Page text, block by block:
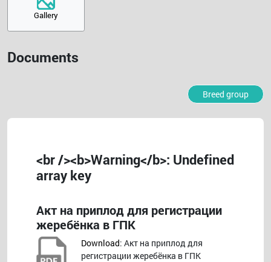
Gallery
Documents
Breed group
<br /><b>Warning</b>: Undefined
array key
Акт на приплод для регистрации
жеребёнка в ГПК
Download: Акт на приплод для
регистрации жеребёнка в ГПК